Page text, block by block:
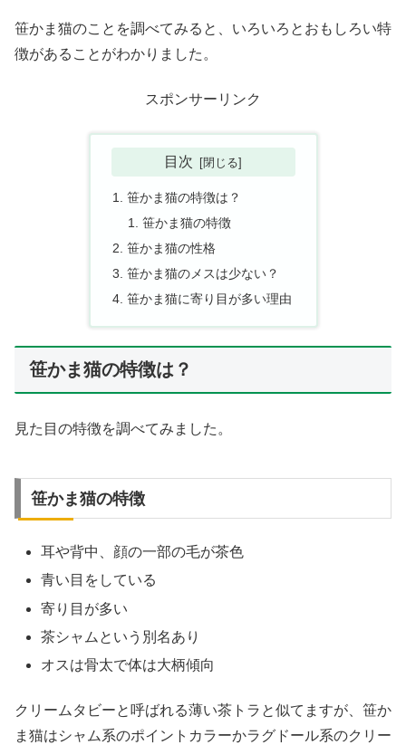
笹かま猫のことを調べてみると、いろいろとおもしろい特
徴があることがわかりました。
スポンサーリンク
目次
笹かま猫の特徴は？
笹かま猫の特徴
笹かま猫の性格
笹かま猫のメスは少ない？
笹かま猫に寄り目が多い理由
笹かま猫の特徴は？
見た目の特徴を調べてみました。
笹かま猫の特徴
耳や背中、顔の一部の毛が茶色
青い目をしている
寄り目が多い
茶シャムという別名あり
オスは骨太で体は大柄傾向
クリームタビーと呼ばれる薄い茶トラと似てますが、笹か
ま猫はシャム系のポイントカラーかラグドール系のクリー